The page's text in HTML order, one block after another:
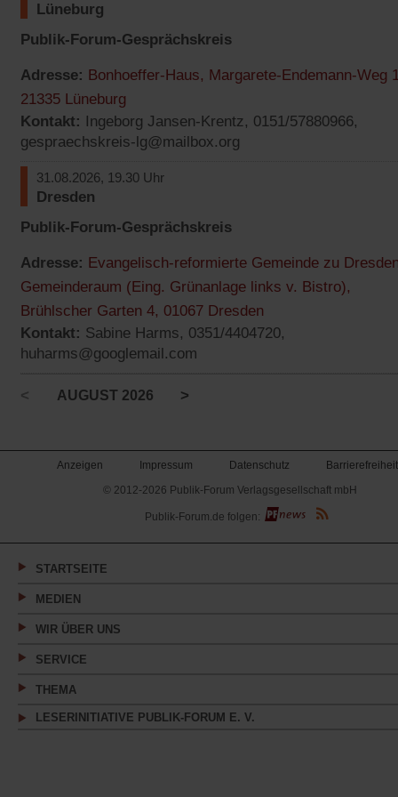
Lüneburg
Publik-Forum-Gesprächskreis
Adresse: Bonhoeffer-Haus, Margarete-Endemann-Weg
21335 Lüneburg
in
einem
neuen
Kontakt: Ingeborg Jansen-Krentz, 0151/57880966,
gespraechskreis-lg@mailbox.org
31.08.2026, 19.30 Uhr
Dresden
Publik-Forum-Gesprächskreis
Adresse: Evangelisch-reformierte Gemeinde zu
Gemeinderaum (Eing. Grünanlage links v. Bistro),
Brühlscher Garten 4, 01067 Dresden
in
Kontakt: Sabine Harms, 0351/4404720,
huharms@googlemail.com
< AUGUST 2026 >
Anzeigen Impressum Datenschutz
Barrierefreiheit
© 2012-2026 Publik-Forum Verlagsgesellschaft mbH
(Öffnet
in
neuen
Publik-Forum.de folgen:
STARTSEITE
MEDIEN
WIR ÜBER UNS
SERVICE
THEMA
LESERINITIATIVE PUBLIK-FORUM E. V.